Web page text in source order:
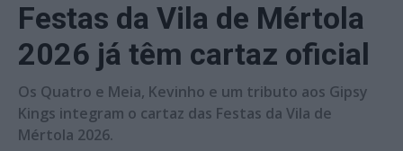
Festas da Vila de Mértola
2026 já têm cartaz oficial
Os Quatro e Meia, Kevinho e um tributo aos Gipsy
Kings integram o cartaz das Festas da Vila de
Mértola 2026.